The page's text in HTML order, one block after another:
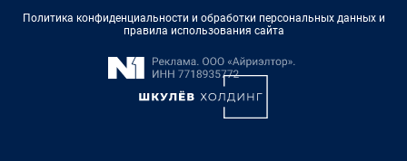
Политика конфиденциальности и обработки персональных данных и
правила использования сайта